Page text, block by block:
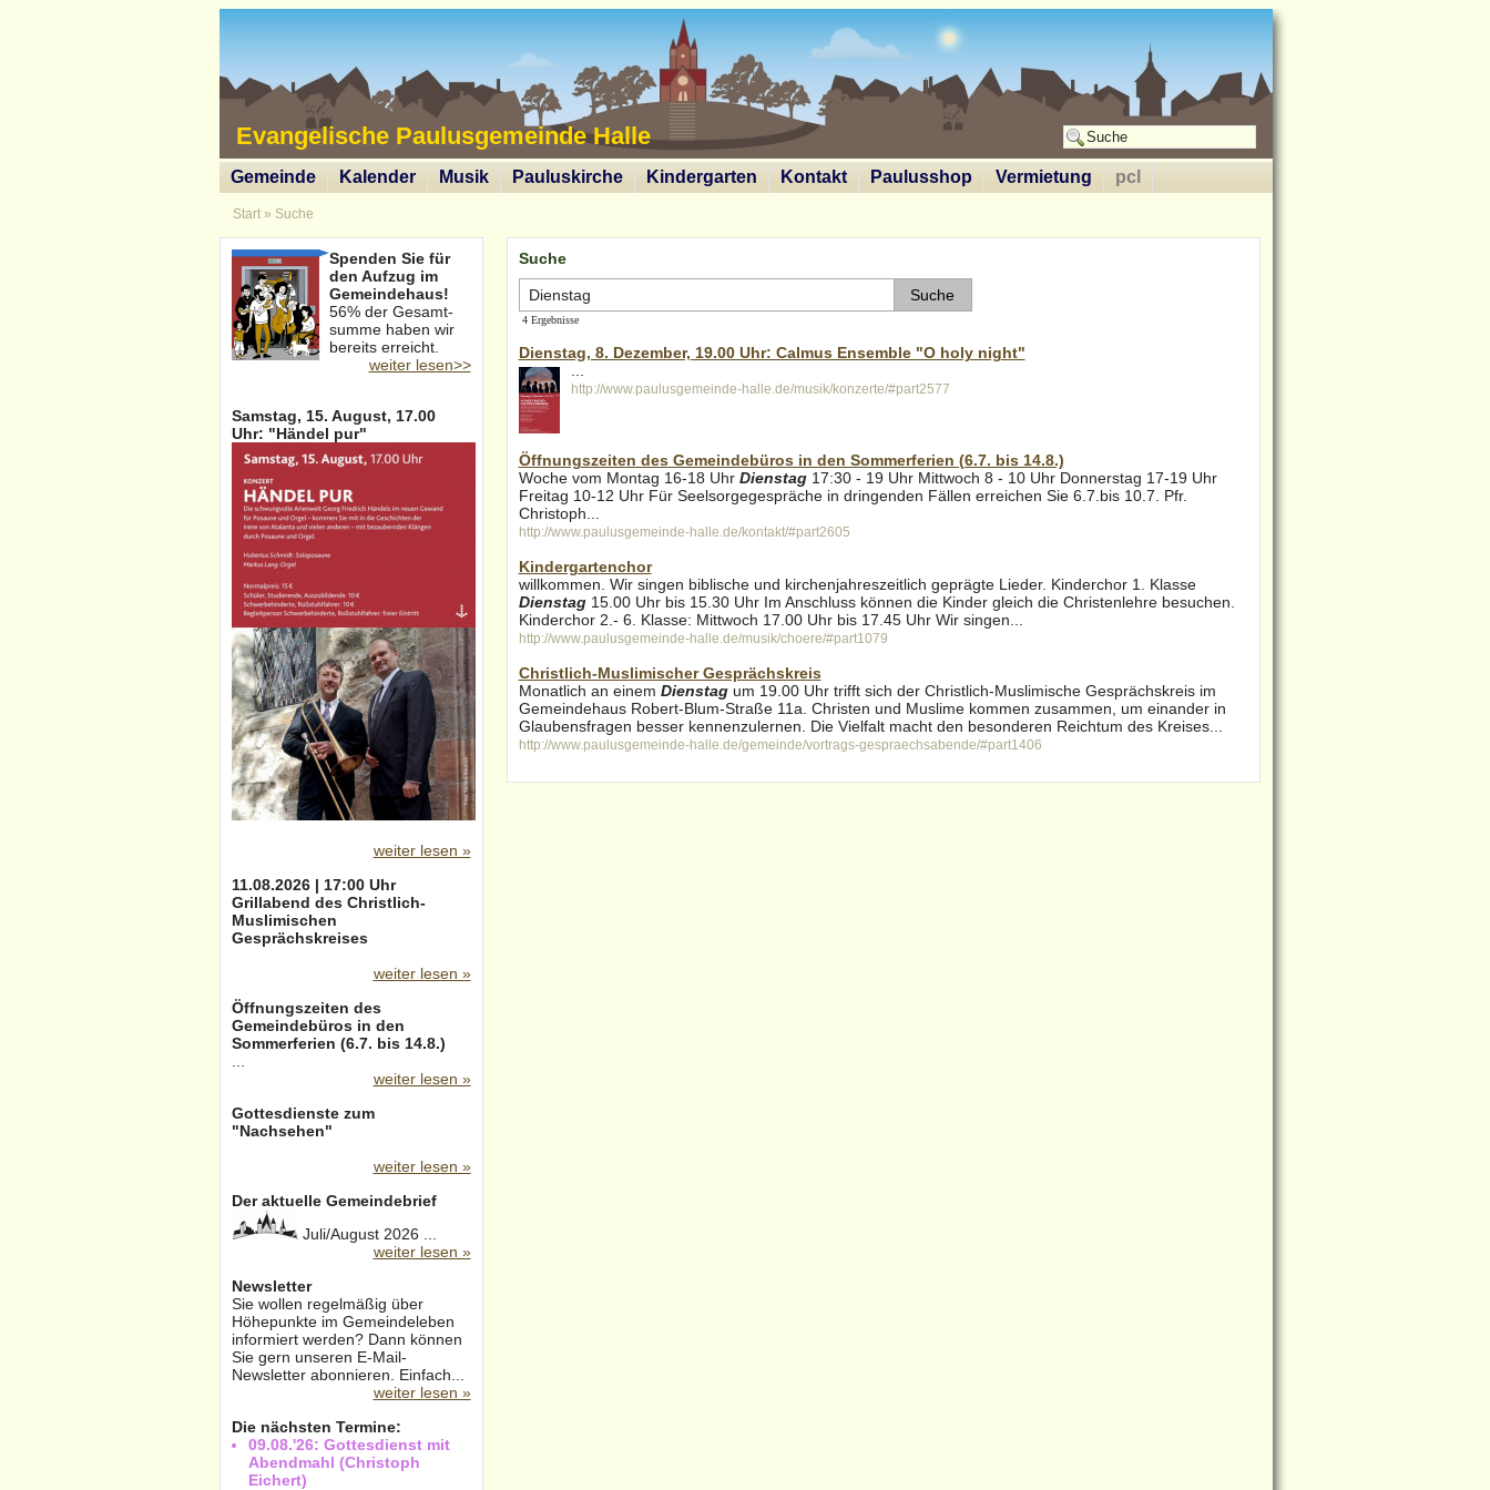
Evangelische Paulusgemeinde Halle
Gemeinde Kalender Musik Pauluskirche Kindergarten Kontakt Paulusshop Vermietung pcl
Start» Suche
Spenden Sie für
den Aufzug im
Gemeindehaus!
56% der Gesamt-
summe haben wir
bereits erreicht.
weiter lesen>>
Samstag, 15. August, 17.00
Uhr: "Händel pur"
weiter lesen »
11.08.2026 | 17:00 Uhr
Grillabend des Christlich-
Muslimischen
Gesprächskreises
weiter lesen »
Öffnungszeiten des
Gemeindebüros in den
Sommerferien (6.7. bis 14.8.)
weiter lesen »
Gottesdienste zum
"Nachsehen"
weiter lesen »
Der aktuelle Gemeindebrief
Juli/August 2026 ...
weiter lesen »
Newsletter
Sie wollen regelmäßig über
Höhepunkte im Gemeindeleben
informiert werden? Dann können
Sie gern unseren E-Mail-
Newsletter abonnieren. Einfach...
weiter lesen »
Die nächsten Termine:
09.08.'26: Gottesdienst mit
Abendmahl (Christoph
Eichert)
Suche
4 Ergebnisse
Dienstag, 8. Dezember, 19.00 Uhr: Calmus Ensemble "O holy night"
http://www.paulusgemeinde-halle.de/musik/konzerte/#part2577
Öffnungszeiten des Gemeindebüros in den Sommerferien (6.7. bis 14.8.)
Woche vom Montag 16-18 Uhr Dienstag17:30 - 19 Uhr Mittwoch 8 - 10 Uhr Donnerstag 17-19 Uhr
Freitag 10-12 Uhr Für Seelsorgegespräche in dringenden Fällen erreichen Sie 6.7.bis 10.7. Pfr.
Christoph...
http://www.paulusgemeinde-halle.de/kontakt/#part2605
Kindergartenchor
willkommen. Wir singen biblische und kirchenjahreszeitlich geprägte Lieder. Kinderchor 1. Klasse
Dienstag15.00 Uhr bis 15.30 Uhr Im Anschluss können die Kinder gleich die Christenlehre besuchen.
Kinderchor 2.- 6. Klasse: Mittwoch 17.00 Uhr bis 17.45 Uhr Wir singen...
http://www.paulusgemeinde-halle.de/musik/choere/#part1079
Christlich-Muslimischer Gesprächskreis
Monatlich an einem Dienstagum 19.00 Uhr trifft sich der Christlich-Muslimische Gesprächskreis im
Gemeindehaus Robert-Blum-Straße 11a. Christen und Muslime kommen zusammen, um einander in
Glaubensfragen besser kennenzulernen. Die Vielfalt macht den besonderen Reichtum des Kreises...
http://www.paulusgemeinde-halle.de/gemeinde/vortrags-gespraechsabende/#part1406